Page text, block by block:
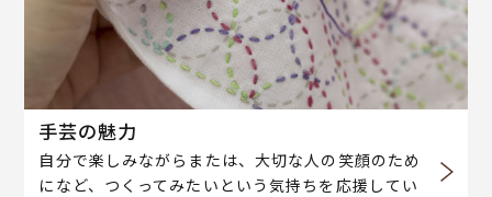
手芸の魅力
自分で楽しみながらまたは、大切な人の笑顔のため
になど、つくってみたいという気持ちを応援してい